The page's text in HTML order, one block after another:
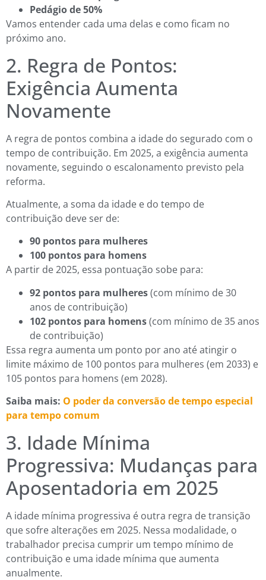
Pedágio de 50%
Vamos entender cada uma delas e como ficam no
próximo ano.
2. Regra de Pontos:
Exigência Aumenta
Novamente
A regra de pontos combina a idade do segurado com o
tempo de contribuição. Em 2025, a exigência aumenta
novamente, seguindo o escalonamento previsto pela
reforma.
Atualmente, a soma da idade e do tempo de
contribuição deve ser de:
90 pontos para mulheres
100 pontos para homens
A partir de 2025, essa pontuação sobe para:
92 pontos para mulheres(com mínimo de 30
anos de contribuição)
102 pontos para homens(com mínimo de 35 anos
de contribuição)
Essa regra aumenta um ponto por ano até atingir o
limite máximo de 100 pontos para mulheres (em 2033) e
105 pontos para homens (em 2028).
Saiba mais: O poder da conversão de tempo especial
para tempo comum
3. Idade Mínima
Progressiva: Mudanças para
Aposentadoria em 2025
A idade mínima progressiva é outra regra de transição
que sofre alterações em 2025. Nessa modalidade, o
trabalhador precisa cumprir um tempo mínimo de
contribuição e uma idade mínima que aumenta
anualmente.